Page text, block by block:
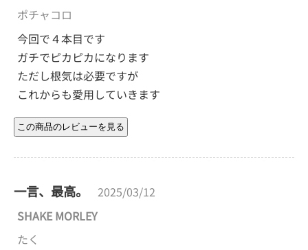
ポチャコロ
今回で４本目です
ガチでピカピカになります
ただし根気は必要ですが
これからも愛用していきます
一言、最高。
2025/03/12
SHAKE MORLEY
たく